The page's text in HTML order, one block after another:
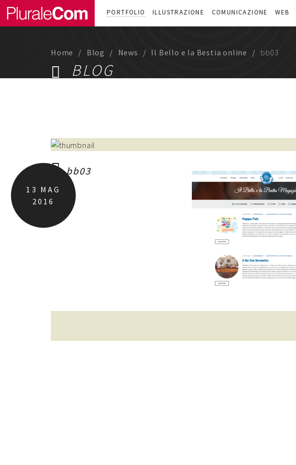
PORTFOLIO ILLUSTRAZIONE COMUNICAZIONE WEB
Home Blog News Il Bello e la Bestia online bb03
BLOG
13 MAG
2016
bb03